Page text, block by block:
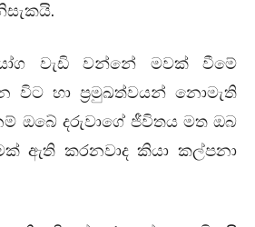
වැඩි වන්නේ මවක් වීමේ
විට හා ප්‍රමුඛත්වයන් නොමැති
ඔබේ දරුවාගේ ජීවිතය මත ඔබ
ඇති කරනවාද කියා කල්පනා